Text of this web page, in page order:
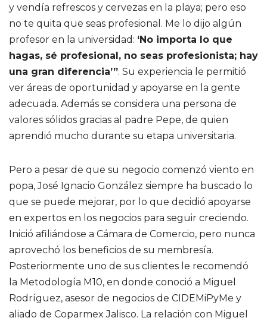
y vendía refrescos y cervezas en la playa; pero eso
no te quita que seas profesional. Me lo dijo algún
profesor en la universidad: ‘No importa lo que
hagas, sé profesional, no seas profesionista; hay
una gran diferencia’”. Su experiencia le permitió
ver áreas de oportunidad y apoyarse en la gente
adecuada. Además se considera una persona de
valores sólidos gracias al padre Pepe, de quien
aprendió mucho durante su etapa universitaria.
Pero a pesar de que su negocio comenzó viento en
popa, José Ignacio González siempre ha buscado lo
que se puede mejorar, por lo que decidió apoyarse
en expertos en los negocios para seguir creciendo.
Inició afiliándose a Cámara de Comercio, pero nunca
aprovechó los beneficios de su membresía.
Posteriormente uno de sus clientes le recomendó
la Metodología M10, en donde conoció a Miguel
Rodríguez, asesor de negocios de CIDEMiPyMe y
aliado de Coparmex Jalisco. La relación con Miguel